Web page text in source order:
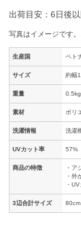
出荷目安：6日後
写真はイメージです
生産国 ベト
サイズ 約幅
重量 0.5kg
素材 ポリ
洗濯情報 洗濯
UVカット率 57%
商品の特徴
・ア
・外
・
3辺合計サイズ 80cm